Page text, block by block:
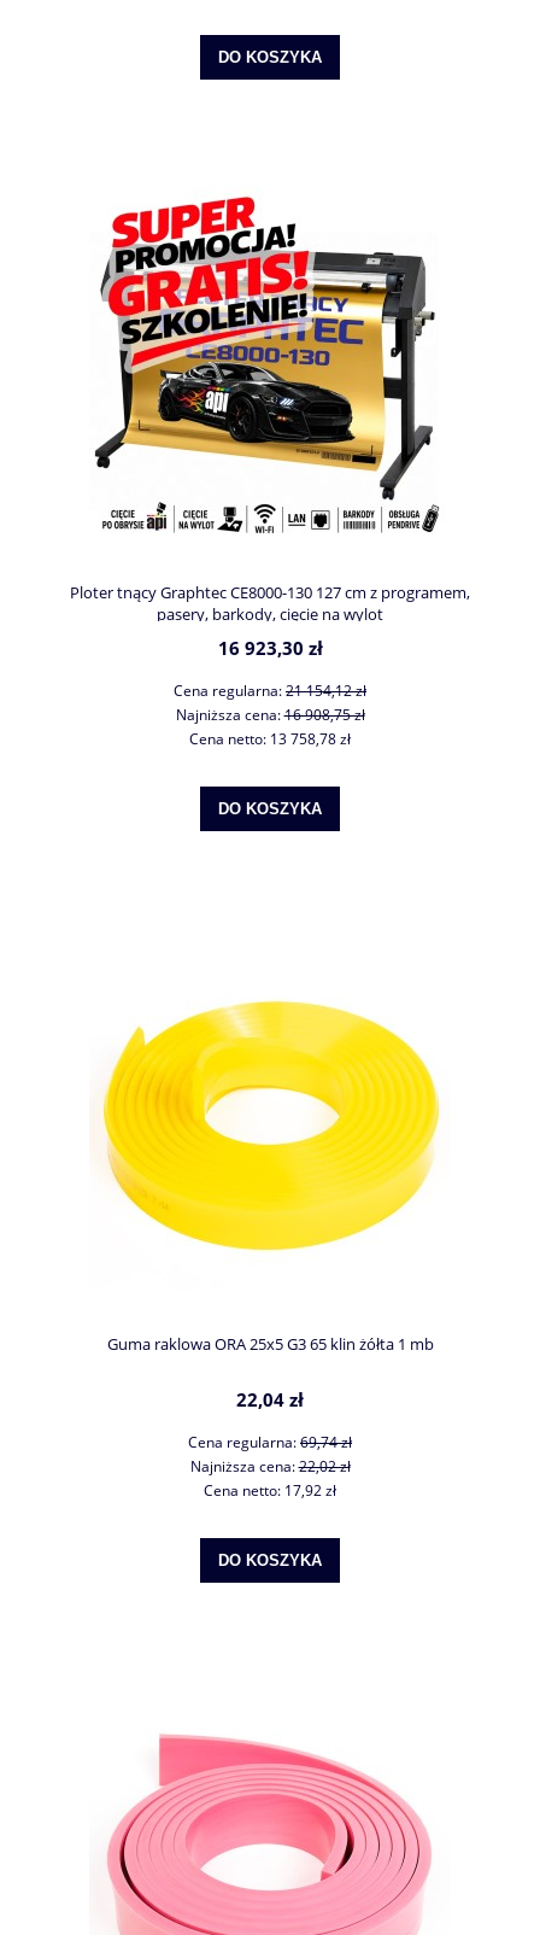
DO KOSZYKA
Ploter tnący Graphtec CE8000-130 127 cm z programem,
pasery, barkody, cięcie na wylot
16 923,30 zł
Cena regularna:21 154,12 zł
Najniższa cena:16 908,75 zł
Cena netto: 13 758,78 zł
DO KOSZYKA
Guma raklowa ORA 25x5 G3 65 klin żółta 1 mb
22,04 zł
Cena regularna:69,74 zł
Najniższa cena:22,02 zł
Cena netto: 17,92 zł
DO KOSZYKA